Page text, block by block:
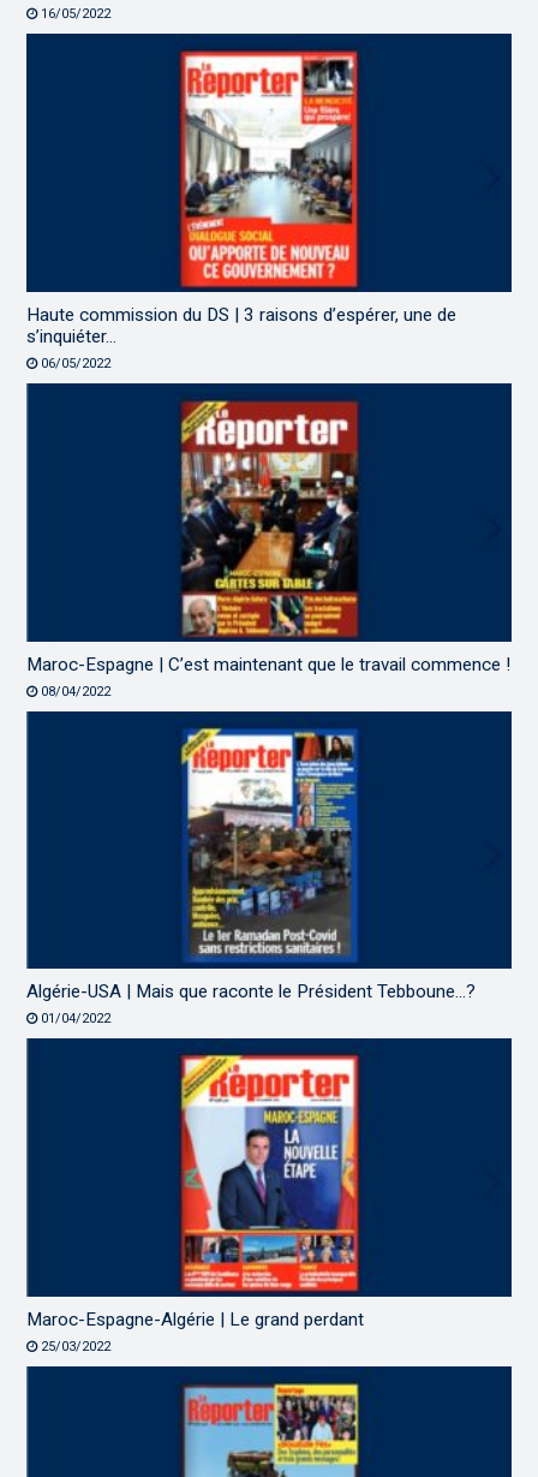
16/05/2022
Haute commission du DS | 3 raisons d’espérer, une de
s’inquiéter…
06/05/2022
Maroc-Espagne | C’est maintenant que le travail commence !
08/04/2022
Algérie-USA | Mais que raconte le Président Tebboune…?
01/04/2022
Maroc-Espagne-Algérie | Le grand perdant
25/03/2022